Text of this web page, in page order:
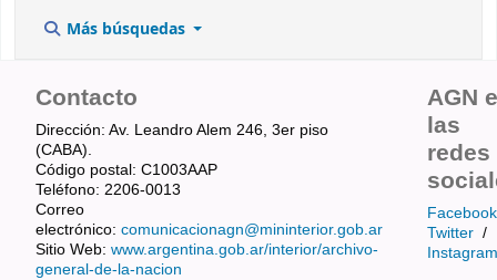
Más búsquedas
Contacto
Dirección: Av. Leandro Alem 246, 3er piso
(CABA).
Código postal: C1003AAP
Teléfono: 2206-0013
Correo
electrónico: comunicacionagn@mininterior.gob.ar
Sitio Web: www.argentina.gob.ar/interior/archivo-
general-de-la-nacion
AGN
las
redes
Facebook
Twitter /
Instagram